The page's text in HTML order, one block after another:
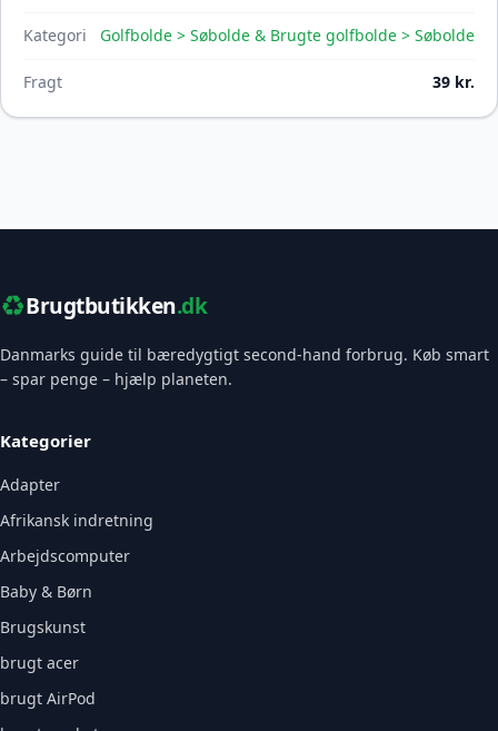
Kategori Golfbolde > Søbolde & Brugte golfbolde > Søbolde
Fragt 39 kr.
♻️Brugtbutikken.dk
Danmarks guide til bæredygtigt second-hand forbrug. Køb smart
– spar penge – hjælp planeten.
Kategorier
Adapter
Afrikansk indretning
Arbejdscomputer
Baby & Børn
Brugskunst
brugt acer
brugt AirPod